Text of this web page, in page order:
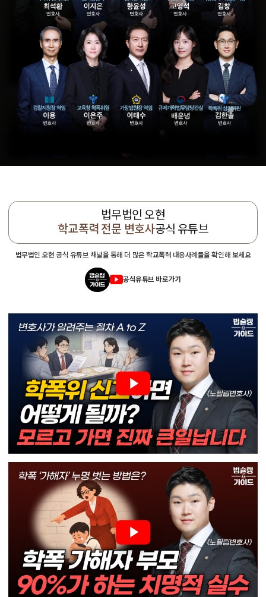
법무법인 오현
학교폭력 전문 변호사공식 유튜브
법무법인 오현 공식 유튜브 채널을 통해 더 많은 학교폭력 대응사례들을 확인해 보세요
공식유튜브 바로가기